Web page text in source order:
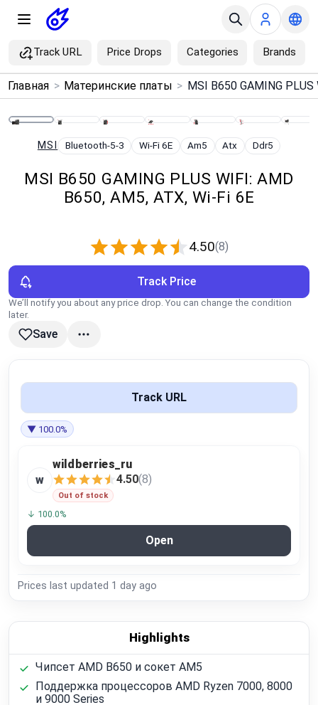
Track URL Price Drops Categories Brands
Menu ×
Home
Search
Brands
Global Price Tracker
Plans & Pricing
Главная > Материнские платы >
MSI Bluetooth-5-3 Wi‑Fi 6E Am5 Atx Ddr5
MSI B650 GAMING PLUS WIFI: AMD
B650, AM5, ATX, Wi‑Fi 6E
4.50(8)
Track Price
We’ll notify you about any price drop. You can change the condition
later.
Save
Track URL
▼ 100.0%
w
wildberries_ru
4.50(8)
Out of stock
↓ 100.0%
Open
Prices last updated 1 day ago
Highlights
Чипсет AMD B650 и сокет AM5
Поддержка процессоров AMD Ryzen 7000, 8000
и 9000 Series